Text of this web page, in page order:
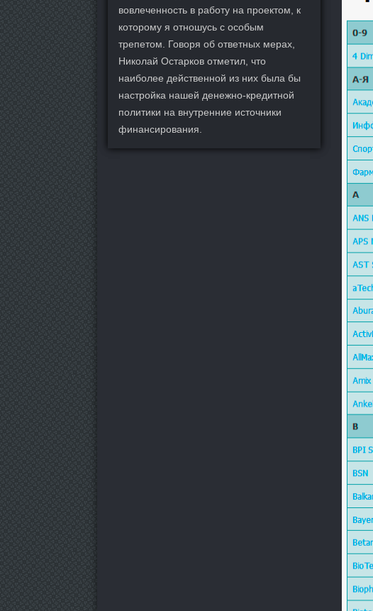
вовлеченность в работу на проектом, к
которому я отношусь с особым
трепетом. Говоря об ответных мерах,
Николай Остарков отметил, что
наиболее действенной из них была бы
настройка нашей денежно-кредитной
политики на внутренние источники
финансирования.